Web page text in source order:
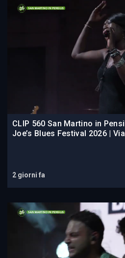
CLIP 560 San Martino in
Joe’s Blues Festival 2026 |
2 giorni fa